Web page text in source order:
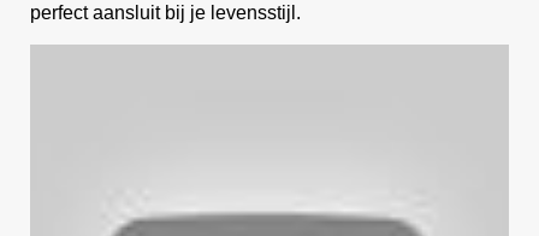
perfect aansluit bij je levensstijl.